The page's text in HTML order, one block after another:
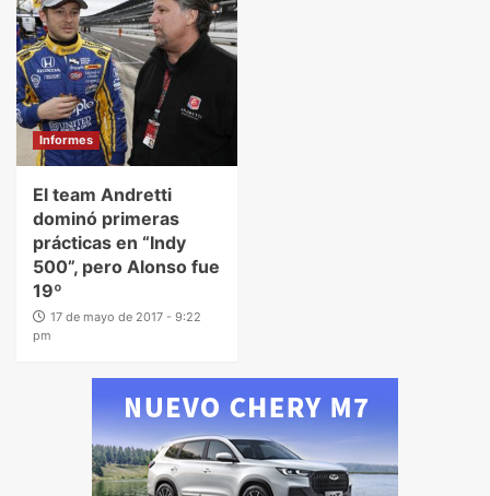
Informes
El team Andretti
dominó primeras
prácticas en “Indy
500”, pero Alonso fue
19º
17 de mayo de 2017 - 9:22
pm